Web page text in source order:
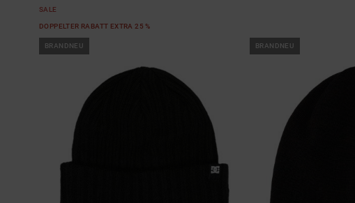
SALE
DOPPELTER RABATT EXTRA 25 %
BRANDNEU BRANDNEU